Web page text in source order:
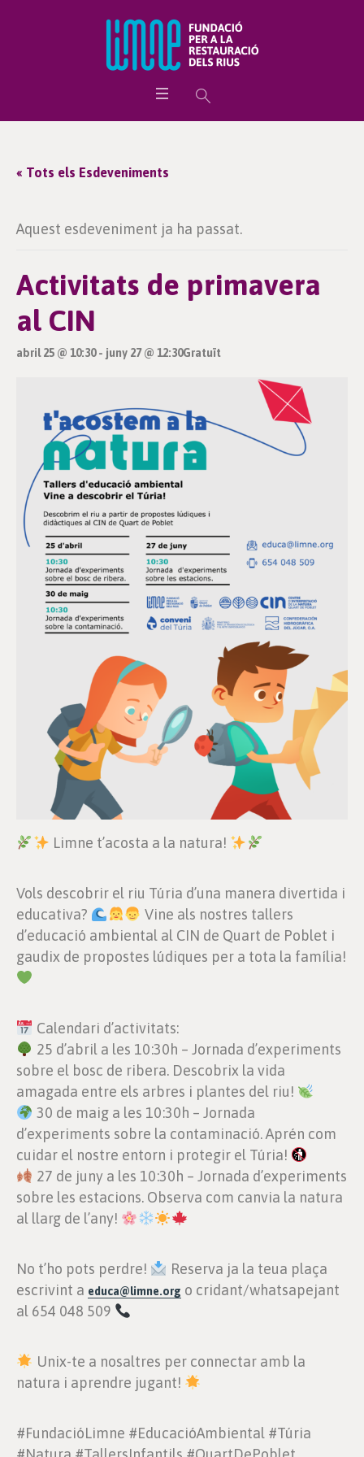
« Tots els Esdeveniments
Aquest esdeveniment ja ha passat.
Activitats de primavera
al CIN
abril 25 @ 10:30- juny 27 @ 12:30Gratuït
Limne t’acosta a la natura!
Vols descobrir el riu Túria d’una manera divertida i
educativa?
Vine als nostres tallers
d’educació ambiental al CIN de Quart de Poblet i
gaudix de propostes lúdiques per a tota la família!
Calendari d’activitats:
25 d’abril a les 10:30h – Jornada d’experiments
sobre el bosc de ribera. Descobrix la vida
amagada entre els arbres i plantes del riu!
30 de maig a les 10:30h – Jornada
d’experiments sobre la contaminació. Aprén com
cuidar el nostre entorn i protegir el Túria!
27 de juny a les 10:30h – Jornada d’experiments
sobre les estacions. Observa com canvia la natura
al llarg de l’any!
No t’ho pots perdre!
Reserva ja la teua plaça
escrivint a educa@limne.org o cridant/whatsapejant
al 654 048 509
Unix-te a nosaltres per connectar amb la
natura i aprendre jugant!
#FundacióLimne #EducacióAmbiental #Túria